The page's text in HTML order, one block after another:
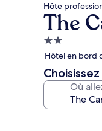
Hôte
The
Hébergement
2.0 étoiles
Hôtel en bord
Où